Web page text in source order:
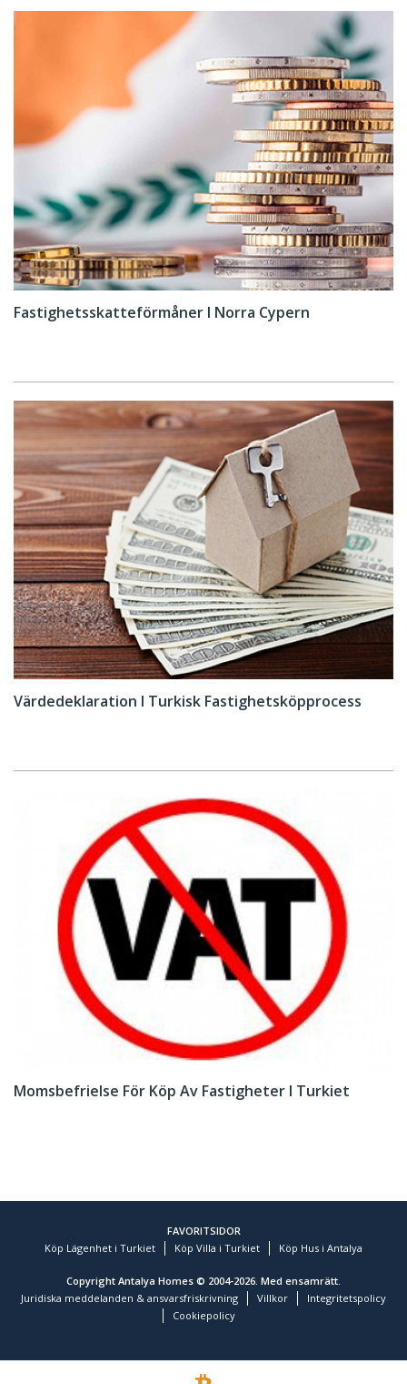
Fastighetsskatteförmåner I Norra Cypern
Värdedeklaration I Turkisk Fastighetsköpprocess
Momsbefrielse För Köp Av Fastigheter I Turkiet
FAVORITSIDOR
Köp Lägenhet i Turkiet
Köp Villa i Turkiet Köp Hus i Antalya
Copyright Antalya Homes © 2004-2026. Med ensamrätt.
Juridiska meddelanden & ansvarsfriskrivning
Villkor
Integritetspolicy
Cookiepolicy